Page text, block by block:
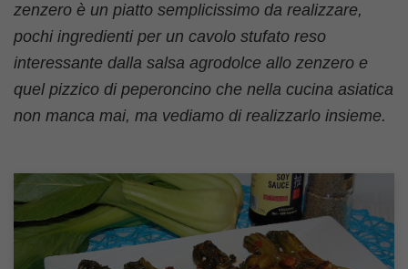
zenzero è un piatto semplicissimo da realizzare,
pochi ingredienti per un cavolo stufato reso
interessante dalla salsa agrodolce allo zenzero e
quel pizzico di peperoncino che nella cucina asiatica
non manca mai, ma vediamo di realizzarlo insieme.